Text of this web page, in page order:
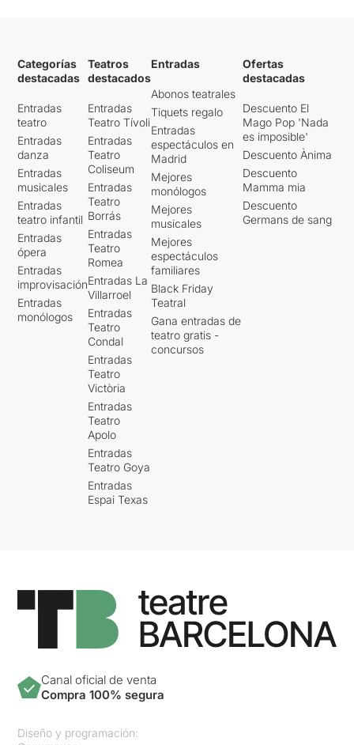
Categorías
destacadas
Entradas
teatro
Entradas
danza
Entradas
musicales
Entradas
teatro infantil
Entradas
ópera
Entradas
improvisación
Entradas
monólogos
Teatros
destacados
Entradas
Teatro Tívoli
Entradas
Teatro
Coliseum
Entradas
Teatro
Borrás
Entradas
Teatro
Romea
Entradas La
Villarroel
Entradas
Teatro
Condal
Entradas
Teatro
Victòria
Entradas
Teatro
Apolo
Entradas
Teatro Goya
Entradas
Espai Texas
Entradas
Abonos teatrales
Tiquets regalo
Entradas
espectáculos en
Madrid
Mejores
monólogos
Mejores
musicales
Mejores
espectáculos
familiares
Black Friday
Teatral
Gana entradas de
teatro gratis -
concursos
Ofertas
destacadas
Descuento El
Mago Pop 'Nada
es imposible'
Descuento Ànima
Descuento
Mamma mia
Descuento
Germans de sang
Canal oficial de venta
Compra 100% segura
Diseño y programación: